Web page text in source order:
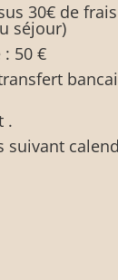
30€ de
séjour)
50 €
.